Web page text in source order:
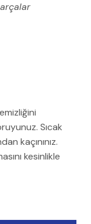
Sıcak
kaçınınız.
kesinlikle